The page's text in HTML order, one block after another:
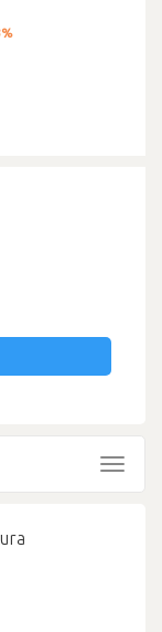
%
Toggle